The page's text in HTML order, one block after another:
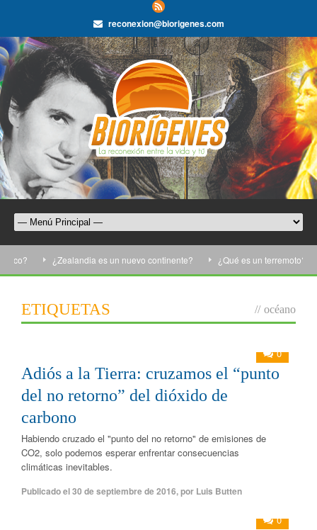
reconexion@biorigenes.com
¿Zealandia es un nuevo continente? ¿Qué es un terremoto?
ETIQUETAS // océano
0
Adiós a la Tierra: cruzamos el “punto
del no retorno” del dióxido de
carbono
Habiendo cruzado el "punto del no retorno" de emisiones de
CO2, solo podemos esperar enfrentar consecuencias
climáticas inevitables.
Publicado el30 de septiembre de 2016,por Luis Butten
0